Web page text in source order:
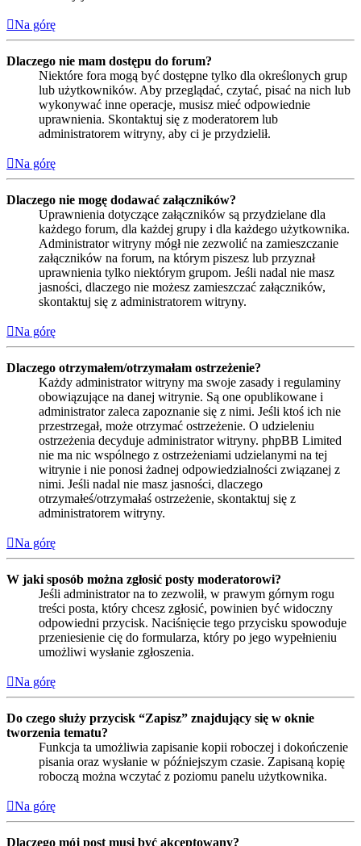
Na górę
Dlaczego nie mam dostępu do forum?
Niektóre fora mogą być dostępne tylko dla określonych grup
lub użytkowników. Aby przeglądać, czytać, pisać na nich lub
wykonywać inne operacje, musisz mieć odpowiednie
uprawnienia. Skontaktuj się z moderatorem lub
administratorem witryny, aby ci je przydzielił.
Na górę
Dlaczego nie mogę dodawać załączników?
Uprawnienia dotyczące załączników są przydzielane dla
każdego forum, dla każdej grupy i dla każdego użytkownika.
Administrator witryny mógł nie zezwolić na zamieszczanie
załączników na forum, na którym piszesz lub przyznał
uprawnienia tylko niektórym grupom. Jeśli nadal nie masz
jasności, dlaczego nie możesz zamieszczać załączników,
skontaktuj się z administratorem witryny.
Na górę
Dlaczego otrzymałem/otrzymałam ostrzeżenie?
Każdy administrator witryny ma swoje zasady i regulaminy
obowiązujące na danej witrynie. Są one opublikowane i
administrator zaleca zapoznanie się z nimi. Jeśli ktoś ich nie
przestrzegał, może otrzymać ostrzeżenie. O udzieleniu
ostrzeżenia decyduje administrator witryny. phpBB Limited
nie ma nic wspólnego z ostrzeżeniami udzielanymi na tej
witrynie i nie ponosi żadnej odpowiedzialności związanej z
nimi. Jeśli nadal nie masz jasności, dlaczego
otrzymałeś/otrzymałaś ostrzeżenie, skontaktuj się z
administratorem witryny.
Na górę
W jaki sposób można zgłosić posty moderatorowi?
Jeśli administrator na to zezwolił, w prawym górnym rogu
treści posta, który chcesz zgłosić, powinien być widoczny
odpowiedni przycisk. Naciśnięcie tego przycisku spowoduje
przeniesienie cię do formularza, który po jego wypełnieniu
umożliwi wysłanie zgłoszenia.
Na górę
Do czego służy przycisk “Zapisz” znajdujący się w oknie
tworzenia tematu?
Funkcja ta umożliwia zapisanie kopii roboczej i dokończenie
pisania oraz wysłanie w późniejszym czasie. Zapisaną kopię
roboczą można wczytać z poziomu panelu użytkownika.
Na górę
Dlaczego mój post musi być akceptowany?